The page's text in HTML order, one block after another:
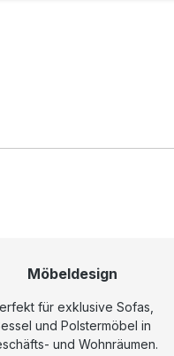
Möbeldesign
für exklusive Sofas,
und Polstermöbel in
und Wohnräumen.